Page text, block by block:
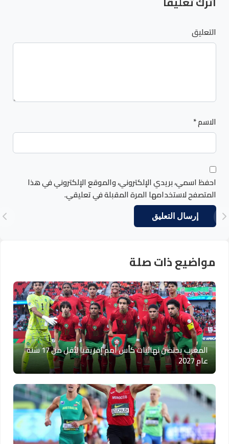
التعليق
الاسم*
احفظ اسمي، بريدي الإلكتروني، والموقع الإلكتروني في هذا
المتصفح لاستخدامها المرة المقبلة في تعليقي.
مواضيع ذات صلة
المغرب يحتضن نهائيات كأس أمم إفريقيا لأقل من 17 سنة
عام 2027